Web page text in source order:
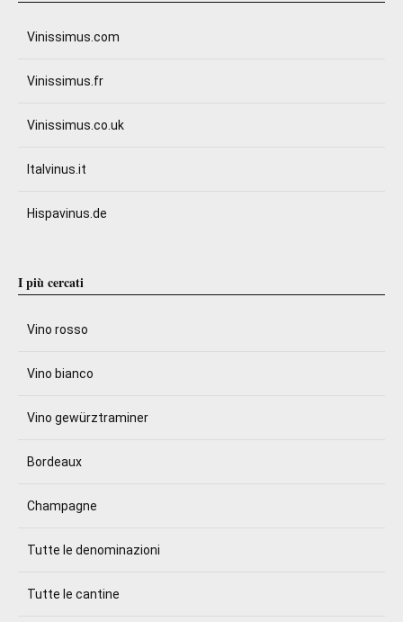
Vinissimus.com
Vinissimus.fr
Vinissimus.co.uk
Italvinus.it
Hispavinus.de
I più cercati
Vino rosso
Vino bianco
Vino gewürztraminer
Bordeaux
Champagne
Tutte le denominazioni
Tutte le cantine